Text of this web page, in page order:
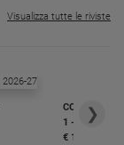
Visualizza tutte le riviste
COLLANA
1 - 2
€ 18,50
❯